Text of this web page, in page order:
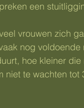
een
vrouwen zich
nog voldoende
hoe kleiner die
niet te wachten